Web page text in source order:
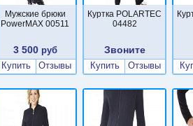
Мужские брюки
PowerMAX 00511
3 500 руб
Купить
Отзывы
Куртка POLARTEC
04482
Звоните
Купить Отзывы